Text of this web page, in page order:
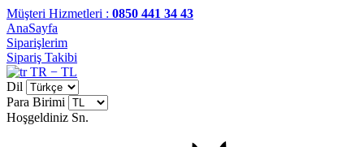
Müşteri Hizmetleri : 0850 441 34 43
AnaSayfa
Siparişlerim
Sipariş Takibi
TR − TL
Dil
Para Birimi
Hoşgeldiniz Sn.